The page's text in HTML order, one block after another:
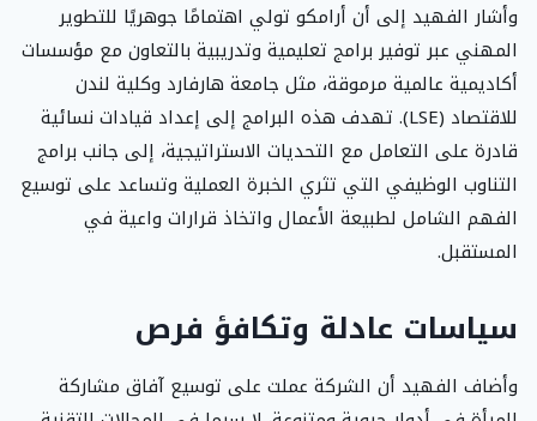
وأشار الفهيد إلى أن أرامكو تولي اهتمامًا جوهريًا للتطوير
المهني عبر توفير برامج تعليمية وتدريبية بالتعاون مع مؤسسات
أكاديمية عالمية مرموقة، مثل جامعة هارفارد وكلية لندن
للاقتصاد (LSE). تهدف هذه البرامج إلى إعداد قيادات نسائية
قادرة على التعامل مع التحديات الاستراتيجية، إلى جانب برامج
التناوب الوظيفي التي تثري الخبرة العملية وتساعد على توسيع
الفهم الشامل لطبيعة الأعمال واتخاذ قرارات واعية في
المستقبل.
سياسات عادلة وتكافؤ فرص
وأضاف الفهيد أن الشركة عملت على توسيع آفاق مشاركة